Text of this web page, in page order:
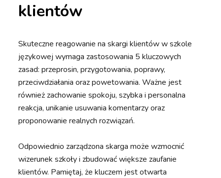
klientów
Skuteczne reagowanie na skargi klientów w szkole
językowej wymaga zastosowania 5 kluczowych
zasad: przeprosin, przygotowania, poprawy,
przeciwdziałania oraz powetowania. Ważne jest
również zachowanie spokoju, szybka i personalna
reakcja, unikanie usuwania komentarzy oraz
proponowanie realnych rozwiązań.
Odpowiednio zarządzona skarga może wzmocnić
wizerunek szkoły i zbudować większe zaufanie
klientów. Pamiętaj, że kluczem jest otwarta